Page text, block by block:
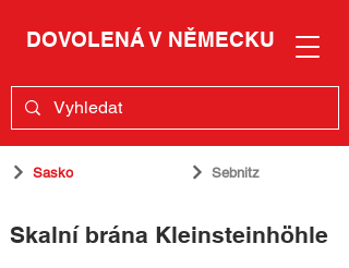
DOVOLENÁ V NĚMECKU
Sasko Sebnitz
Skalní brána Kleinsteinhöhle